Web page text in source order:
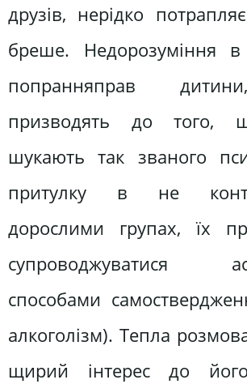
друзів, нерідко
бреше. Недорозуміння в
попранняправ
призводять до того,
шукають так званого
притулку в не
дорослими групах, їх
супроводжуватися
способами
алкоголізм). Тепла
щирий інтерес до